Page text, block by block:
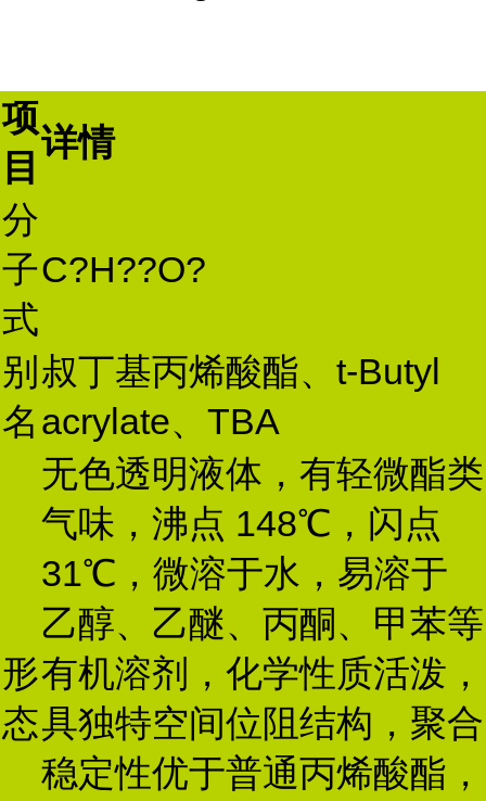
项
目
详情
分
子
式
C?H??O?
别
名
叔丁基丙烯酸酯、t-Butyl
acrylate、TBA
形
态
无色透明液体，有轻微酯类
气味，沸点 148℃，闪点
31℃，微溶于水，易溶于
乙醇、乙醚、丙酮、甲苯等
有机溶剂，化学性质活泼，
具独特空间位阻结构，聚合
稳定性优于普通丙烯酸酯，